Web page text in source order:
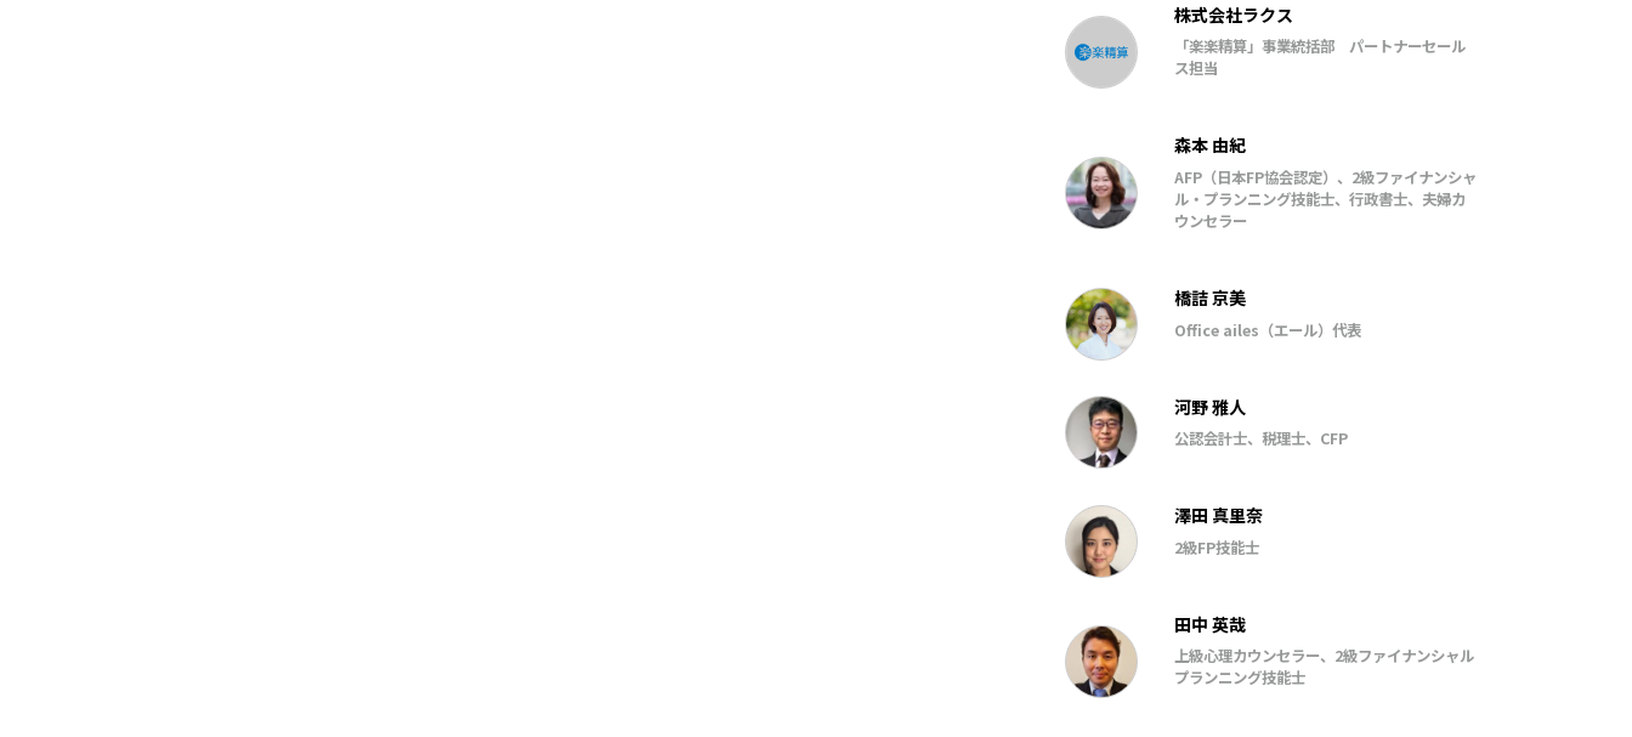
株式会社ラクス
「楽楽精算」事業統括部 パートナーセール
ス担当
森本 由紀
AFP（日本FP協会認定）、2級ファイナンシャ
ル・プランニング技能士、行政書士、夫婦カ
ウンセラー
橋詰 京美
Office ailes（エール）代表
河野 雅人
公認会計士、税理士、CFP
澤田 真里奈
2級FP技能士
田中 英哉
上級心理カウンセラー、2級ファイナンシャル
プランニング技能士